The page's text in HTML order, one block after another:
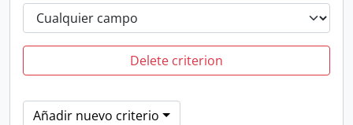
Delete criterion
Añadir nuevo criterio